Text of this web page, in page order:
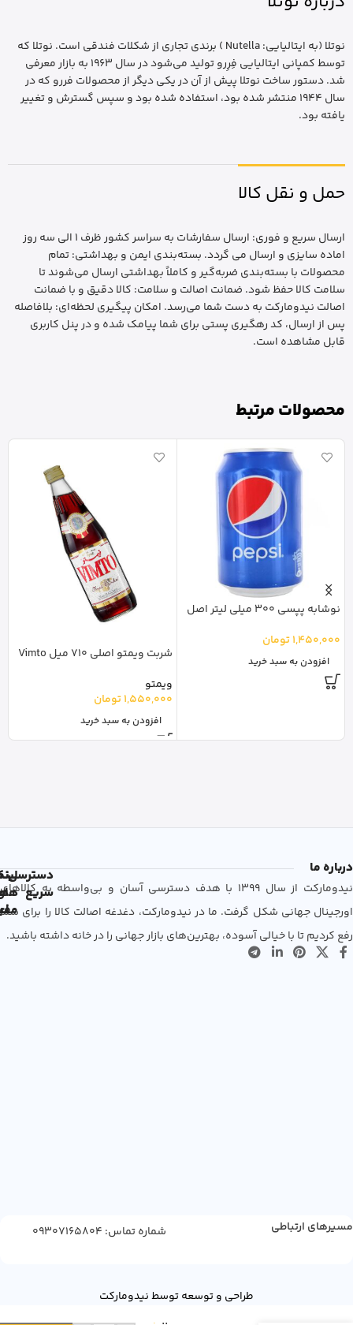
نوتلا (به ایتالیایی: Nutella ) برندی تجاری از شکلات فندقی است. نوتلا که
توسط کمپانی ایتالیایی فِرِرو تولید می‌شود در سال ۱۹۶۳ به بازار معرفی
شد. دستور ساخت نوتلا پیش از آن در یکی دیگر از محصولات فررو که در
سال ۱۹۴۴ منتشر شده بود، استفاده شده بود و سپس گسترش و تغییر
یافته بود.
حمل و نقل کالا
ارسال سریع و فوری: ارسال سفارشات به سراسر کشور ظرف 1 الی سه روز
اماده سایزی و ارسال می گردد. بسته‌بندی ایمن و بهداشتی: تمام
محصولات با بسته‌بندی ضربه‌گیر و کاملاً بهداشتی ارسال می‌شوند تا
سلامت کالا حفظ شود. ضمانت اصالت و سلامت: کالا دقیق و با ضمانت
اصالت نیدومارکت به دست شما می‌رسد. امکان پیگیری لحظه‌ای: بلافاصله
پس از ارسال، کد رهگیری پستی برای شما پیامک شده و در پنل کاربری
قابل مشاهده است.
محصولات مرتبط
نوشابه پپسی 300 میلی لیتر اصل
1,450,000تومان
افزودن به سبد خرید
شربت ویمتو اصلی 710 میل Vimto
ویمتو
1,550,000تومان
افزودن به سبد خرید
درباره ما
نیدومارکت از سال 1399 با هدف دسترسی آسان و بی‌واسطه به کالاهای
اورجینال جهانی شکل گرفت. ما در نیدومارکت، دغدغه اصالت کالا را برای شما
رفع کردیم تا با خیالی آسوده، بهترین‌های بازار جهانی را در خانه داشته باشید.
دسترسی
سریع
مسیرهای ارتباطی شماره تماس: 09307165804
طراحی و توسعه توسط نیدومارکت
11